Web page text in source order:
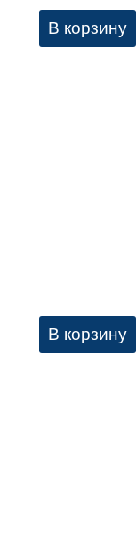
В корзину
В корзину